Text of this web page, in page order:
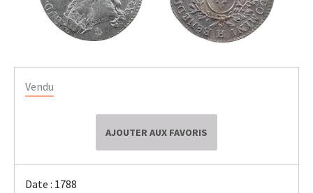
Vendu
AJOUTER AUX FAVORIS
Date : 1788